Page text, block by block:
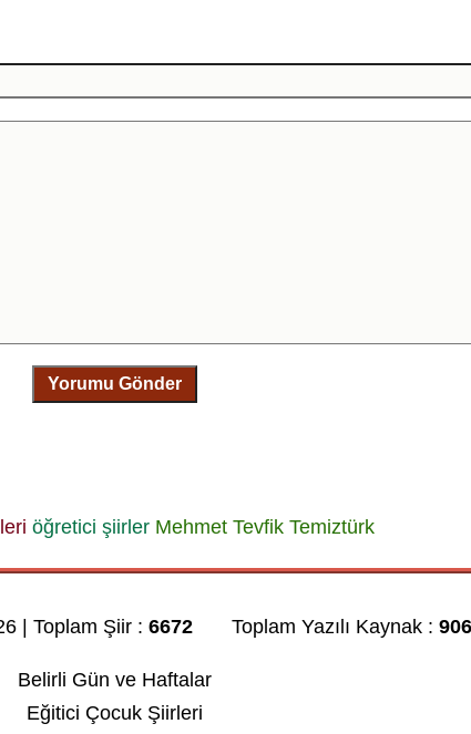
Yorumu Gönder
öğretici şiirler Mehmet Tevfik Temiztürk
| Toplam Şiir :6672 Toplam Yazılı Kaynak :906
Belirli Gün ve Haftalar
Eğitici Çocuk Şiirleri